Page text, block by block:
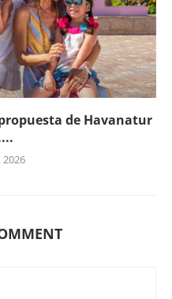
de Havanatur
2026